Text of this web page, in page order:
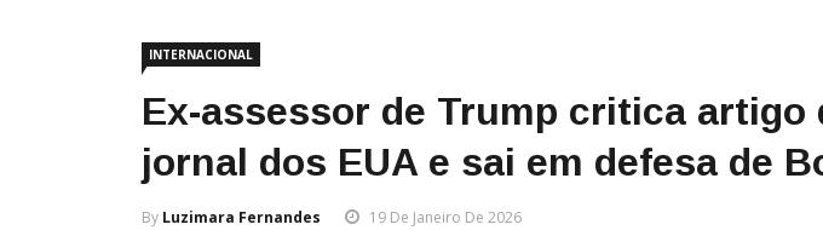
INTERNACIONAL
Ex-assessor de Trump critica artigo
jornal dos EUA e sai em defesa de
By Luzimara Fernandes 19 De Janeiro De 2026